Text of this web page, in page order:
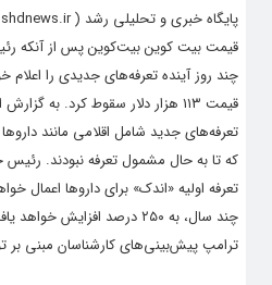
قیمت بیت کوین بیت‌کوین پس از آنکه
چند روز آینده تعرفه‌های جدیدی را اعلام
قیمت ۱۱۳ هزار دلار سقوط کرد. به
تعرفه‌های جدید شامل اقلامی مانند
که تا به حال مشمول تعرفه نبودند. رئیس
تعرفه اولیه «اندک» برای داروها اعمال
چند سال، به ۲۵۰ درصد
ترامپ پیش‌بینی‌های کارشناسان مبنی بر